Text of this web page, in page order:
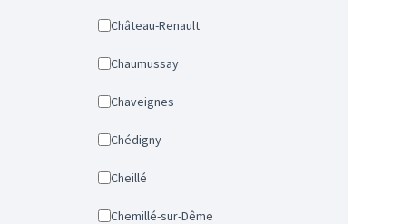
Château-Renault
Chaumussay
Chaveignes
Chédigny
Cheillé
Chemillé-sur-Dême